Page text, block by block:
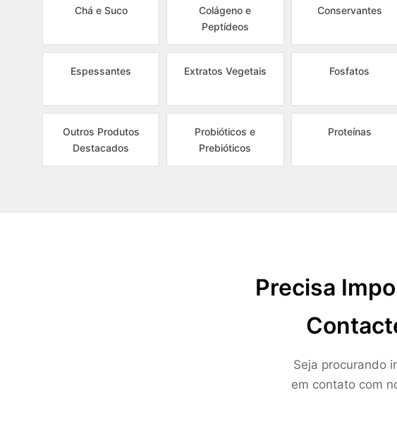
Chá e Suco
Colágeno e
Peptídeos
Conservantes
Espessantes Extratos Vegetais Fosfatos
Outros Produtos
Destacados
Probióticos e
Prebióticos
Proteínas
Precisa
Seja procurando
em contato com